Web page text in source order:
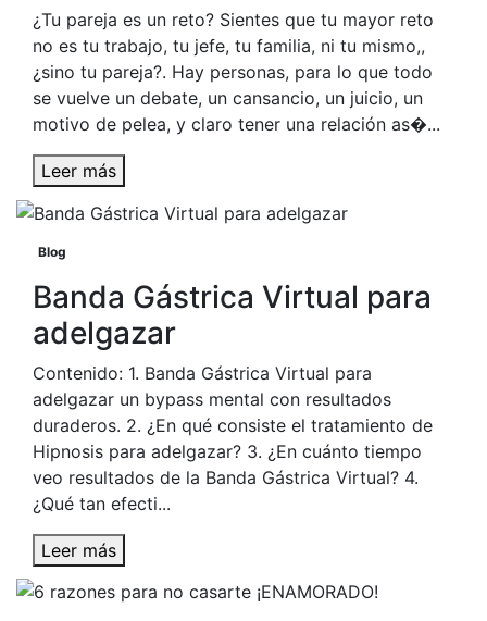
¿Tu pareja es un reto? Sientes que tu mayor reto
no es tu trabajo, tu jefe, tu familia, ni tu mismo,,
¿sino tu pareja?. Hay personas, para lo que todo
se vuelve un debate, un cansancio, un juicio, un
motivo de pelea, y claro tener una relación as�...
Leer más
Blog
Banda Gástrica Virtual para
adelgazar
Contenido: 1. Banda Gástrica Virtual para
adelgazar un bypass mental con resultados
duraderos. 2. ¿En qué consiste el tratamiento de
Hipnosis para adelgazar? 3. ¿En cuánto tiempo
veo resultados de la Banda Gástrica Virtual? 4.
¿Qué tan efecti...
Leer más